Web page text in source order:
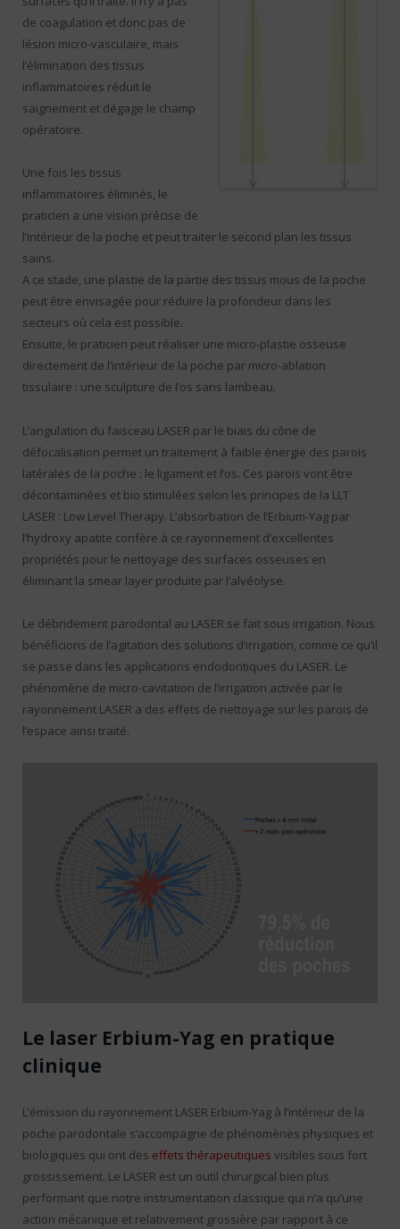
de coagulation et donc pas de
lésion micro-vasculaire, mais
l’élimination des tissus
inflammatoires réduit le
saignement et dégage le champ
opératoire.
Une fois les tissus
inflammatoires éliminés, le
praticien a une vision précise de
l’intérieur de la poche et peut traiter le second plan les tissus
sains.
A ce stade, une plastie de la partie des tissus mous de la poche
peut être envisagée pour réduire la profondeur dans les
secteurs où cela est possible.
Ensuite, le praticien peut réaliser une micro-plastie osseuse
directement de l’intérieur de la poche par micro-ablation
tissulaire : une sculpture de l’os sans lambeau.
L’angulation du faisceau LASER par le biais du cône de
défocalisation permet un traitement à faible énergie des parois
latérales de la poche : le ligament et l’os. Ces parois vont être
décontaminées et bio stimulées selon les principes de la LLT
LASER : Low Level Therapy. L’absorbation de l’Erbium-Yag par
l’hydroxy apatite confère à ce rayonnement d’excellentes
propriétés pour le nettoyage des surfaces osseuses en
éliminant la smear layer produite par l’alvéolyse.
Le débridement parodontal au LASER se fait sous irrigation. Nous
bénéficions de l’agitation des solutions d’irrigation, comme ce qu’il
se passe dans les applications endodontiques du LASER. Le
phénomène de micro-cavitation de l’irrigation activée par le
rayonnement LASER a des effets de nettoyage sur les parois de
l’espace ainsi traité.
Le laser Erbium-Yag en pratique
clinique
L’émission du rayonnement LASER Erbium-Yag à l’intérieur de la
poche parodontale s’accompagne de phénomènes physiques et
biologiques qui ont des effets thérapeutiques visibles sous fort
grossissement. Le LASER est un outil chirurgical bien plus
performant que notre instrumentation classique qui n’a qu’une
action mécanique et relativement grossière par rapport à ce